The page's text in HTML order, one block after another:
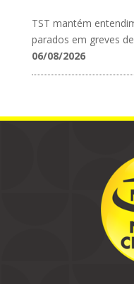
TST mantém
parados em greves
06/08/2026